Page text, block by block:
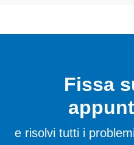
Fissa
e risolvi tutti i